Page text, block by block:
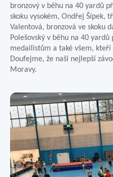
bronzový v běhu na 40 yardů
skoku vysokém, Ondřej Šípek,
Valentová, bronzová ve skoku
Polešovský v běhu na 40
medailistům a také všem,
Doufejme, že naši nejlepší
Moravy.